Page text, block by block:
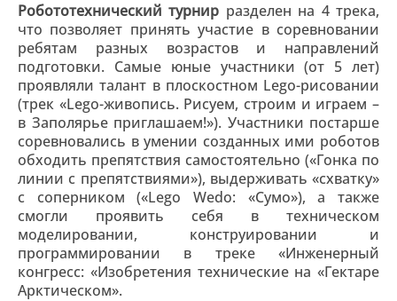
Робототехнический турнир разделен на 4 трека,
что позволяет принять участие в соревновании
ребятам разных возрастов и направлений
подготовки. Самые юные участники (от 5 лет)
проявляли талант в плоскостном Lego-рисовании
(трек «Lego-живопись. Рисуем, строим и играем –
в Заполярье приглашаем!»). Участники постарше
соревновались в умении созданных ими роботов
обходить препятствия самостоятельно («Гонка по
линии с препятствиями»), выдерживать «схватку»
с соперником («Lego Wedo: «Сумо»), а также
смогли проявить себя в техническом
моделировании, конструировании и
программировании в треке «Инженерный
конгресс: «Изобретения технические на «Гектаре
Арктическом».